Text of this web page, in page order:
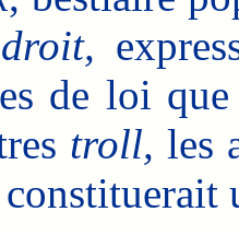
de loi
troll, les